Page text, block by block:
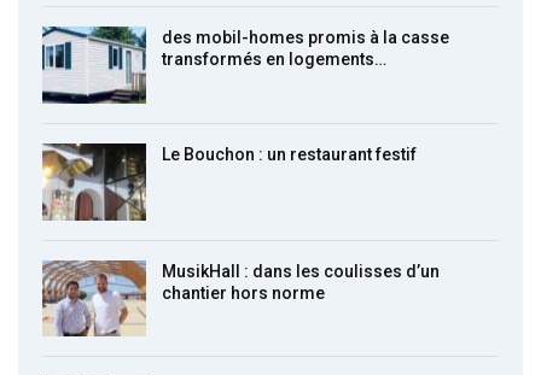
des mobil-homes promis à la casse
transformés en logements…
Le Bouchon : un restaurant festif
MusikHall : dans les coulisses d’un
chantier hors norme